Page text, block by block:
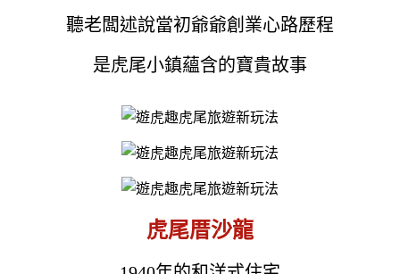
聽老闆述說當初爺爺創業心路歷程
是虎尾小鎮蘊含的寶貴故事
虎尾厝沙龍